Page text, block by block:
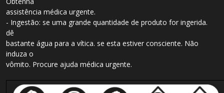
assistência médica urgente.
- Ingestão: se uma grande quantidade de produto for ingerida.
dê
bastante água para a vítica. se esta estiver consciente. Não
induza o
vômito. Procure ajuda médica urgente.